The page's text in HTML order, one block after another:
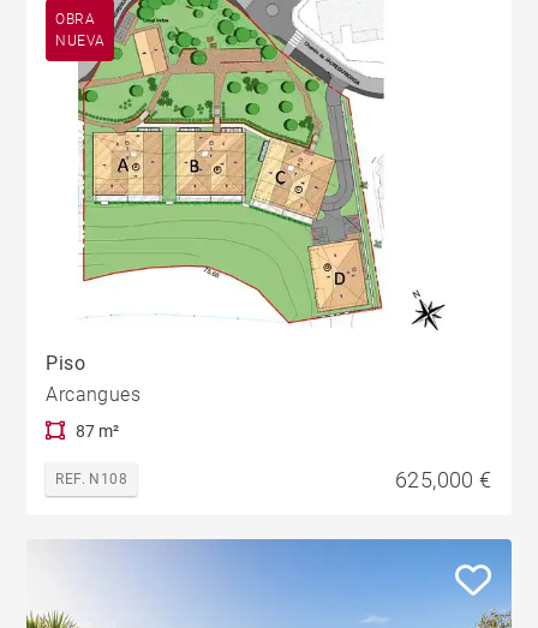
OBRA
NUEVA
Piso
Arcangues
87 m²
REF. N108 625,000 €